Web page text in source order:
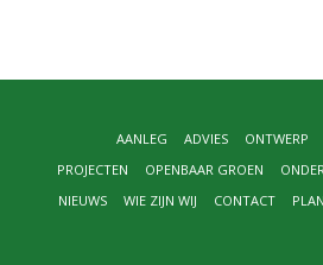
ONTWERP
ADVIES
AANLEG
OPENBAAR GROEN
PROJECTEN
CONTACT
WIE ZIJN WIJ
NIEUWS